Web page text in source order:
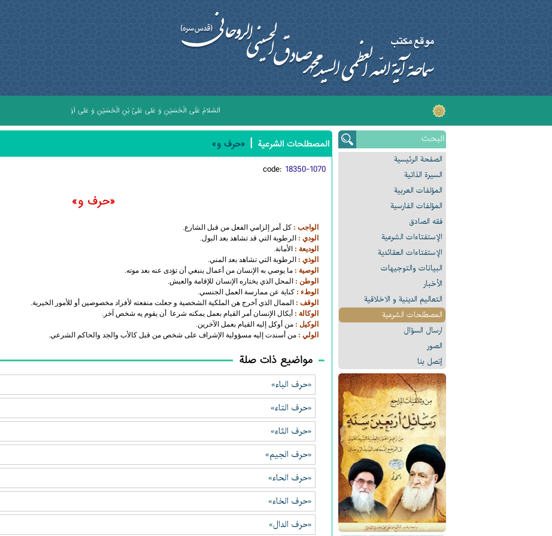
اَلسَّلامُ عَلَى الْحُسَيْنِ وَ عَلى عَلِىِّ بْنِ الْحُسَيْنِ وَ عَلى اَوْلادِ الْحُسَيْنِ وَ عَلى اَصْحابِ
الصفحة الرئیسیة
السیرة الذاتیة
المؤلفات العربیة
المؤلفات الفارسیة
فقه الصادق
الإستفتاءات الشرعیة
الإستفتاءات العقائدیة
البیانات والتوجيهات
الأخبار
التعالیم الدینیة و الاخلاقیة
المصطلحات الشرعیة
ارسال السؤال
الصور
إتصل بنا
المصطلحات الشرعیة | «حرف و»
code: 18350-1070
«حرف و»
الواجب : كل أمر إلزامي الفعل من قبل الشارع.
الودي : الرطوبة التي قد تشاهد بعد البول.
الوديعة : الأمانة.
الوذي : الرطوبة التي تشاهد بعد المني.
الوصية : ما يوصي به الإنسان من أعمال ينبغي أن تؤدى عنه بعد موته.
الوطن : المحل الذي يختاره الإنسان للإقامة والعيش.
الوطء : كناية عن ممارسة العمل الجنسي.
الوقف : الممال الذي أخرج هن الملكية الشخصية و جعلت منفعته لأفراد مخصوصين أو للأمور الخيرية.
الوكالة : أيكال الإنسان أمر القيام بعمل يمكنه شرعا أن يقوم يه شخص آخر.
الوكيل : من أوكل إليه القيام بعمل الآخرين.
الولي : من أسندت إليه مسؤولية الإشراف على شخص من قبل كالأب والجد والحاكم الشرعي.
مواضيع ذات صلة
«حرف الباء»
«حرف التاء»
«حرف الثاء»
«حرف الجيم»
«حرف الحاء»
«حرف الخاء»
«حرف الدال»